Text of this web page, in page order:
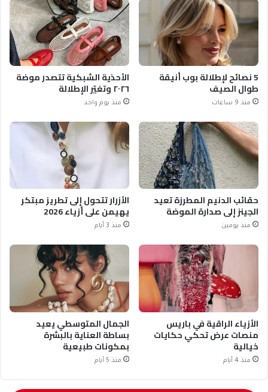
5 نصائح لإطلالة بوب أنيقة
طوال الصيف
منذ 9 ساعات
الأحذية الشبكية تتصدر موضة
٢٠٢٦ وتغيّر الإطلالة
منذ يوم واحد
حقائب الدنيم المطرزة تعيد
الجينز إلى صدارة الموضة
منذ يومين
الأزرار تتحول إلى تطريز مبتكر
يهيمن على أزياء 2026
منذ 3 أيام
الأزياء الراقية في باريس
منصات عرض تحكي حكايات
خيالية
منذ 4 أيام
الجمال المتوسطي يعيد
بساطة العناية بالبشرة
بمكونات طبيعية
منذ 5 أيام